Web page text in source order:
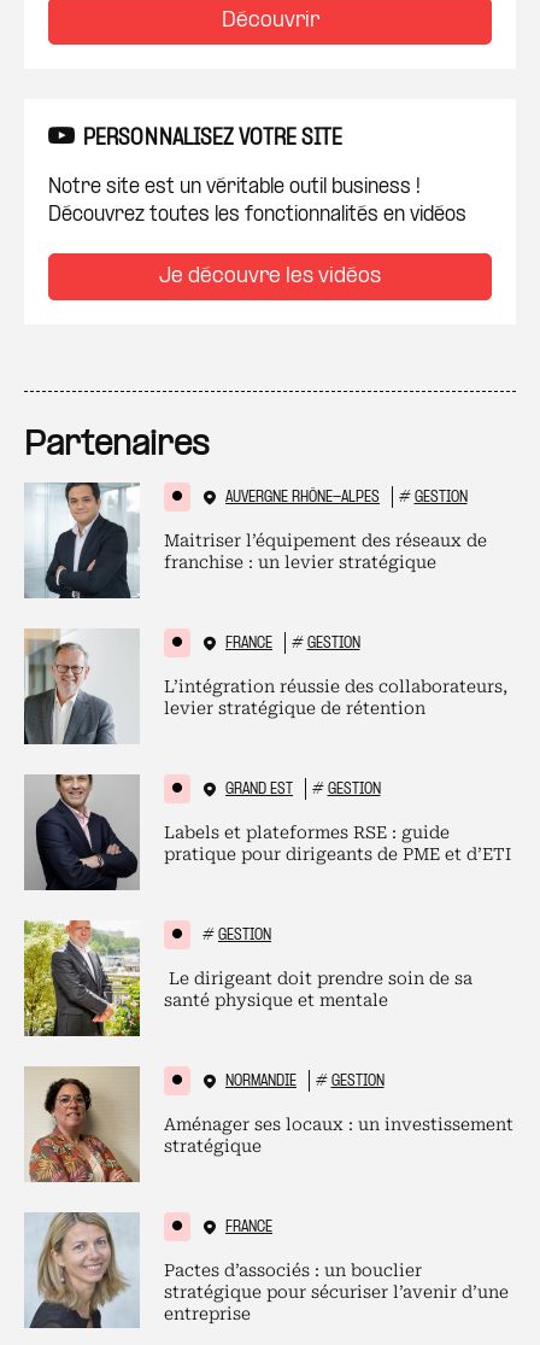
Découvrir
PERSONNALISEZ VOTRE SITE
Notre site est un véritable outil business !
Découvrez toutes les fonctionnalités en vidéos
Je découvre les vidéos
Partenaires
AUVERGNE RHÔNE-ALPES # GESTION
Maitriser l’équipement des réseaux de
franchise : un levier stratégique
FRANCE # GESTION
L’intégration réussie des collaborateurs,
levier stratégique de rétention
GRAND EST # GESTION
Labels et plateformes RSE : guide
pratique pour dirigeants de PME et d’ETI
# GESTION
Le dirigeant doit prendre soin de sa
santé physique et mentale
NORMANDIE # GESTION
Aménager ses locaux : un investissement
stratégique
FRANCE
Pactes d’associés : un bouclier
stratégique pour sécuriser l’avenir d’une
entreprise